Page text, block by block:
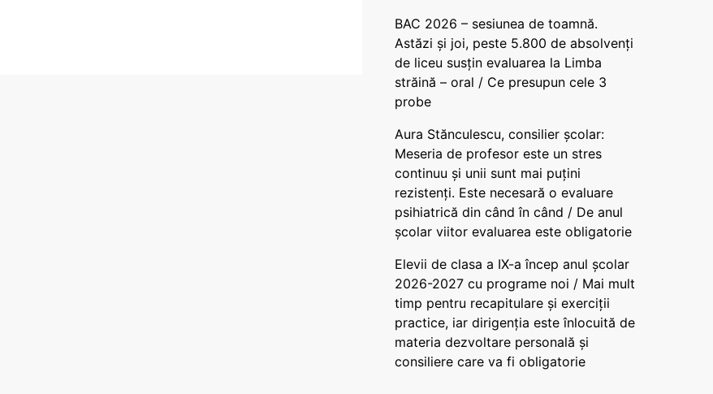
BAC 2026 – sesiunea de toamnă.
Astăzi și joi, peste 5.800 de absolvenți
de liceu susțin evaluarea la Limba
străină – oral / Ce presupun cele 3
probe
Aura Stănculescu, consilier școlar:
Meseria de profesor este un stres
continuu și unii sunt mai puțini
rezistenți. Este necesară o evaluare
psihiatrică din când în când / De anul
școlar viitor evaluarea este obligatorie
Elevii de clasa a IX-a încep anul școlar
2026-2027 cu programe noi / Mai mult
timp pentru recapitulare și exerciții
practice, iar dirigenția este înlocuită de
materia dezvoltare personală și
consiliere care va fi obligatorie